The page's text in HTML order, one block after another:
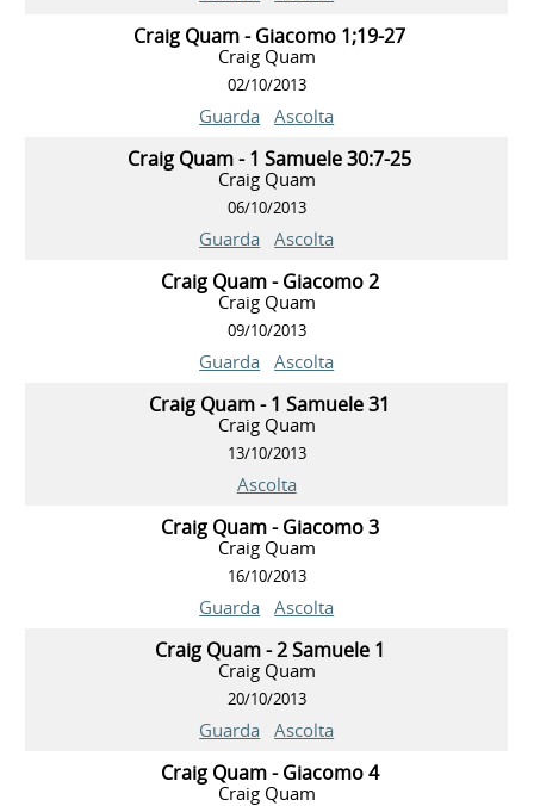
Craig Quam - Giacomo 1;19-27
Craig Quam
02/10/2013
Guarda Ascolta
Craig Quam - 1 Samuele 30:7-25
Craig Quam
06/10/2013
Guarda Ascolta
Craig Quam - Giacomo 2
Craig Quam
09/10/2013
Guarda Ascolta
Craig Quam - 1 Samuele 31
Craig Quam
13/10/2013
Ascolta
Craig Quam - Giacomo 3
Craig Quam
16/10/2013
Guarda Ascolta
Craig Quam - 2 Samuele 1
Craig Quam
20/10/2013
Guarda Ascolta
Craig Quam - Giacomo 4
Craig Quam